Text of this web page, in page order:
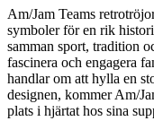
Am/Jam Teams
symboler för en rik
samman sport, tradition
fascinera och engagera
handlar om att hylla en
designen, kommer Am/
plats i hjärtat hos sina